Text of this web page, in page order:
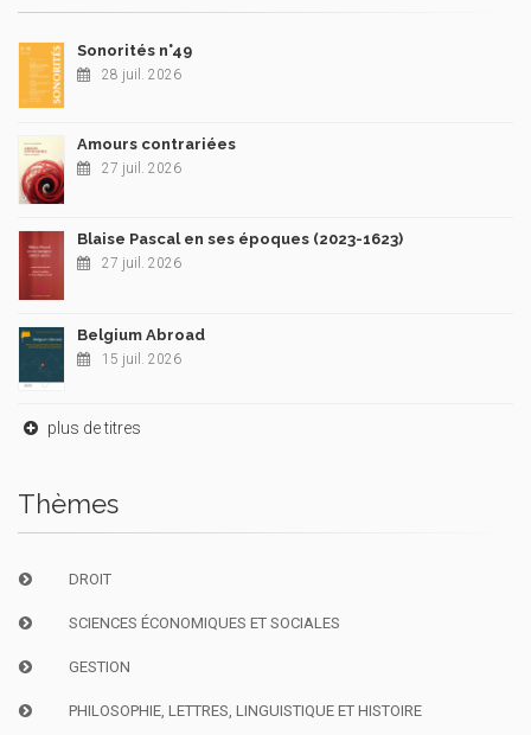
Sonorités n°49
28 juil. 2026
Amours contrariées
27 juil. 2026
Blaise Pascal en ses époques (2023-1623)
27 juil. 2026
Belgium Abroad
15 juil. 2026
plus de titres
Thèmes
DROIT
SCIENCES ÉCONOMIQUES ET SOCIALES
GESTION
PHILOSOPHIE, LETTRES, LINGUISTIQUE ET HISTOIRE